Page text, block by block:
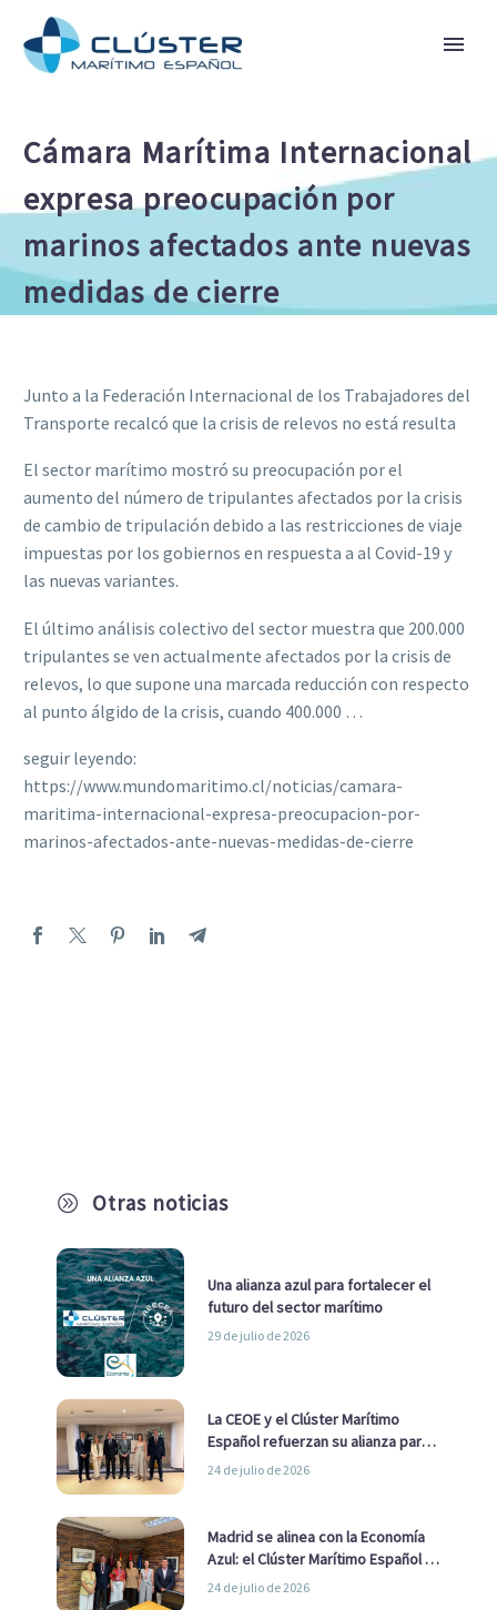
Cámara Marítima Internacional
expresa preocupación por
marinos afectados ante nuevas
medidas de cierre
A Otras noticias
Una alianza azul para fortalecer el
futuro del sector marítimo
29 de julio de 2026
La CEOE y el Clúster Marítimo
Español refuerzan su alianza para
impulsar una estrategia Nacional
24 de julio de 2026
Madrid se alinea con la Economía
Azul: el Clúster Marítimo Español y
la Real Liga Naval avanzan alianzas
24 de julio de 2026
Junto a la Federación Internacional de los Trabajadores del
Transporte recalcó que la crisis de relevos no está resulta
El sector marítimo mostró su preocupación por el
aumento del número de tripulantes afectados por la crisis
de cambio de tripulación debido a las restricciones de viaje
impuestas por los gobiernos en respuesta a al Covid-19 y
las nuevas variantes.
El último análisis colectivo del sector muestra que 200.000
tripulantes se ven actualmente afectados por la crisis de
relevos, lo que supone una marcada reducción con respecto
al punto álgido de la crisis, cuando 400.000 …
seguir leyendo:
https://www.mundomaritimo.cl/noticias/camara-
maritima-internacional-expresa-preocupacion-por-
marinos-afectados-ante-nuevas-medidas-de-cierre